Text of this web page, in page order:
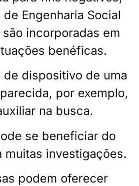
Engenharia Social
incorporadas em
benéficas.
de dispositivo de uma
por exemplo,
na busca.
se beneficiar do
muitas investigações.
podem oferecer